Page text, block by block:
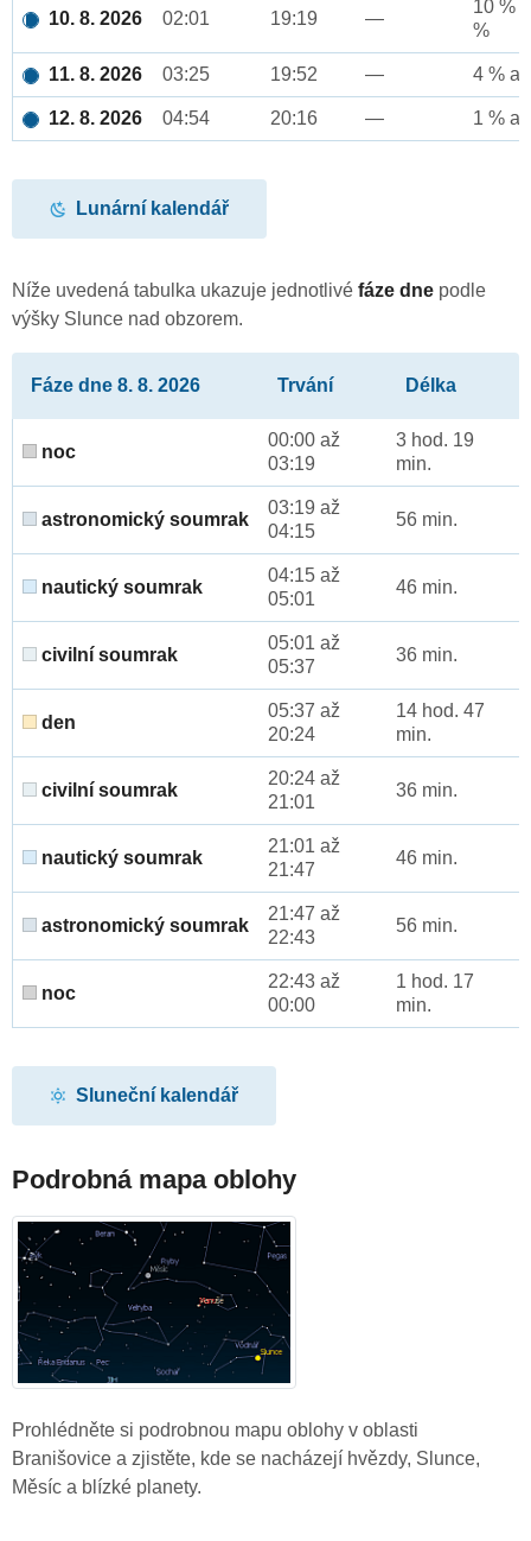
10. 8. 2026 02:01 19:19 —
10 %
%
11. 8. 2026 03:25 19:52 — 4 %
12. 8. 2026 04:54 20:16 — 1 %
Lunární kalendář
Níže uvedená tabulka ukazuje jednotlivé fáze dne podle
výšky Slunce nad obzorem.
Fáze dne 8. 8. 2026 Trvání Délka
noc
00:00 až
03:19
3 hod. 19
min.
astronomický soumrak
03:19 až
04:15
56 min.
nautický soumrak
04:15 až
05:01
46 min.
civilní soumrak
05:01 až
05:37
36 min.
den
05:37 až
20:24
14 hod. 47
min.
civilní soumrak
20:24 až
21:01
36 min.
nautický soumrak
21:01 až
21:47
46 min.
astronomický soumrak
21:47 až
22:43
56 min.
noc
22:43 až
00:00
1 hod. 17
min.
Sluneční kalendář
Podrobná mapa oblohy
Prohlédněte si podrobnou mapu oblohy v oblasti
Branišovice a zjistěte, kde se nacházejí hvězdy, Slunce,
Měsíc a blízké planety.